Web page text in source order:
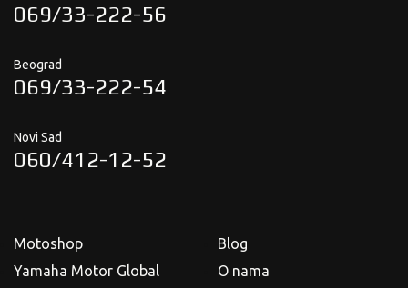
069/33-222-56
Beograd
069/33-222-54
Novi Sad
060/412-12-52
Motoshop
Yamaha Motor Global
Blog
O nama